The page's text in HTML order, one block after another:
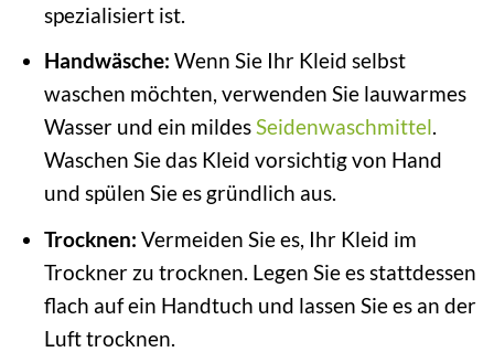
spezialisiert ist.
Handwäsche: Wenn Sie Ihr Kleid selbst
waschen möchten, verwenden Sie lauwarmes
Wasser und ein mildesSeidenwaschmittel.
Waschen Sie das Kleid vorsichtig von Hand
und spülen Sie es gründlich aus.
Trocknen: Vermeiden Sie es, Ihr Kleid im
Trockner zu trocknen. Legen Sie es stattdessen
flach auf ein Handtuch und lassen Sie es an der
Luft trocknen.